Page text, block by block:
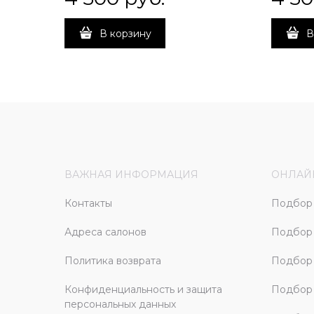
В корзину
ВАЖНАЯ ИНФОРМАЦИЯ
Контакты
Адреса салонов
Политика возврата
Конфиденциальность и защита
персональных данных
Подбор
Подбор
Подбор
Подбор